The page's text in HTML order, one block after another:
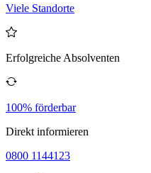
Viele Standorte
Erfolgreiche Absolventen
100% förderbar
Direkt informieren
0800 1144123